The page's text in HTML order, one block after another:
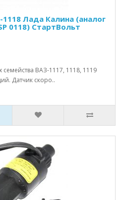
Лада Калина (аналог
0118) СтартВольт
ВАЗ-1117, 1118, 1119
Датчик скоро..